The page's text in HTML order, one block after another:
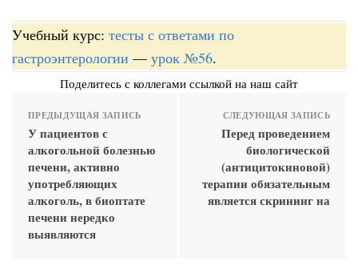
Учебный курс: тесты с ответами по
гастроэнтерологии — урок №56.
Поделитесь с коллегами ссылкой на наш сайт
ПРЕДЫДУЩАЯ ЗАПИСЬ
У пациентов с
алкогольной болезнью
печени, активно
употребляющих
алкоголь, в биоптате
печени нередко
выявляются
СЛЕДУЮЩАЯ ЗАПИСЬ
Перед проведением
биологической
(антицитокиновой)
терапии обязательным
является скрининг на